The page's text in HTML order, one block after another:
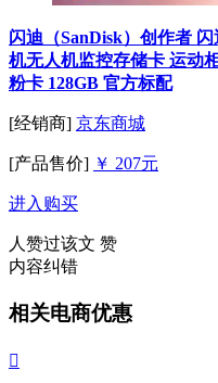
闪迪（SanDisk）创作者
机无人机监控存储卡 运动
粉卡 128GB 官方标配
[经销商] 京东商城
[产品售价] ￥ 207元
进入购买
人赞过该文 赞
内容纠错
相关电商优惠
